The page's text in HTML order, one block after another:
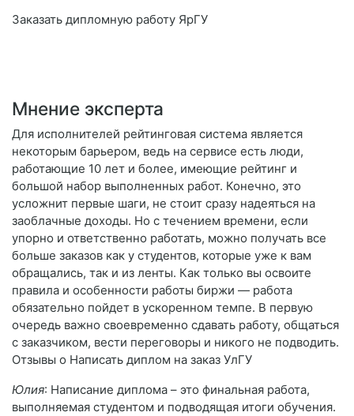
Заказать дипломную работу ЯрГУ
Мнение эксперта
Для исполнителей рейтинговая система является
некоторым барьером, ведь на сервисе есть люди,
работающие 10 лет и более, имеющие рейтинг и
большой набор выполненных работ. Конечно, это
усложнит первые шаги, не стоит сразу надеяться на
заоблачные доходы. Но с течением времени, если
упорно и ответственно работать, можно получать все
больше заказов как у студентов, которые уже к вам
обращались, так и из ленты. Как только вы освоите
правила и особенности работы биржи — работа
обязательно пойдет в ускоренном темпе. В первую
очередь важно своевременно сдавать работу, общаться
с заказчиком, вести переговоры и никого не подводить.
Отзывы о Написать диплом на заказ УлГУ
Юлия: Написание диплома – это финальная работа,
выполняемая студентом и подводящая итоги обучения.